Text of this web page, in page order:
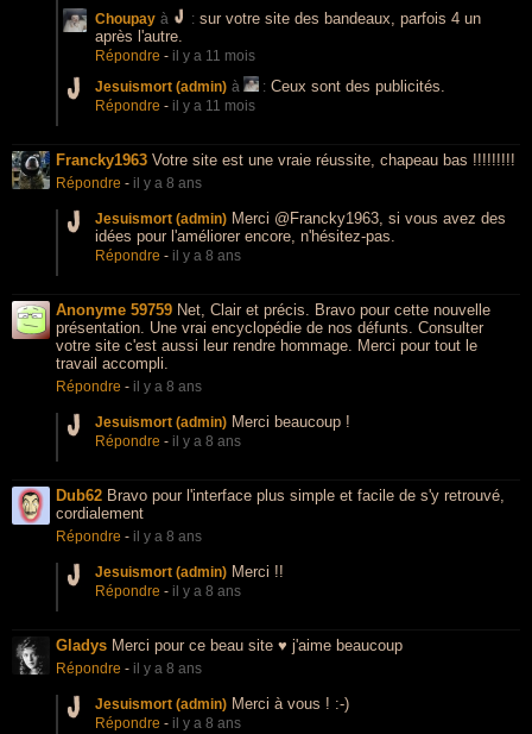
Choupay à : sur votre site des bandeaux, parfois 4 un
après l'autre.
Répondre - il y a 11 mois
Jesuismort (admin) à : Ceux sont des publicités.
Répondre - il y a 11 mois
Francky1963 Votre site est une vraie réussite, chapeau bas !!!!!!!!!
Répondre - il y a 8 ans
Jesuismort (admin) Merci @Francky1963, si vous avez des
idées pour l'améliorer encore, n'hésitez-pas.
Répondre - il y a 8 ans
Anonyme 59759 Net, Clair et précis. Bravo pour cette nouvelle
présentation. Une vrai encyclopédie de nos défunts. Consulter
votre site c'est aussi leur rendre hommage. Merci pour tout le
travail accompli.
Répondre - il y a 8 ans
Jesuismort (admin) Merci beaucoup !
Répondre - il y a 8 ans
Dub62 Bravo pour l'interface plus simple et facile de s'y retrouvé,
cordialement
Répondre - il y a 8 ans
Jesuismort (admin) Merci !!
Répondre - il y a 8 ans
Gladys Merci pour ce beau site ♥ j'aime beaucoup
Répondre - il y a 8 ans
Jesuismort (admin) Merci à vous ! :-)
Répondre - il y a 8 ans